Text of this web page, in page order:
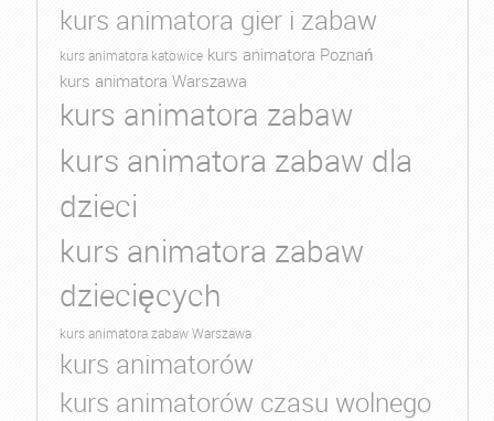
kurs animatora gier i zabaw
kurs animatora katowice kurs animatora Poznań
kurs animatora Warszawa
kurs animatora zabaw
kurs animatora zabaw dla
dzieci
kurs animatora zabaw
dziecięcych
kurs animatora zabaw Warszawa
kurs animatorów
kurs animatorów czasu wolnego